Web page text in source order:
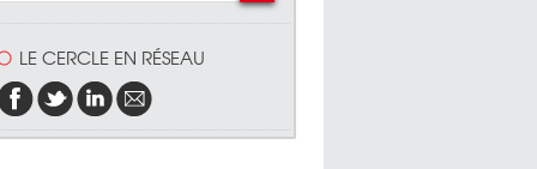
LE CERCLE EN RÉSEAU